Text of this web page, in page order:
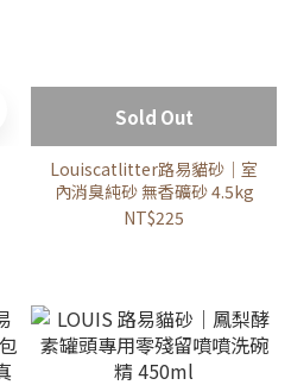
Sold Out
Louiscatlitter路易貓砂｜室
內消臭純砂 無香礦砂 4.5kg
NT$225